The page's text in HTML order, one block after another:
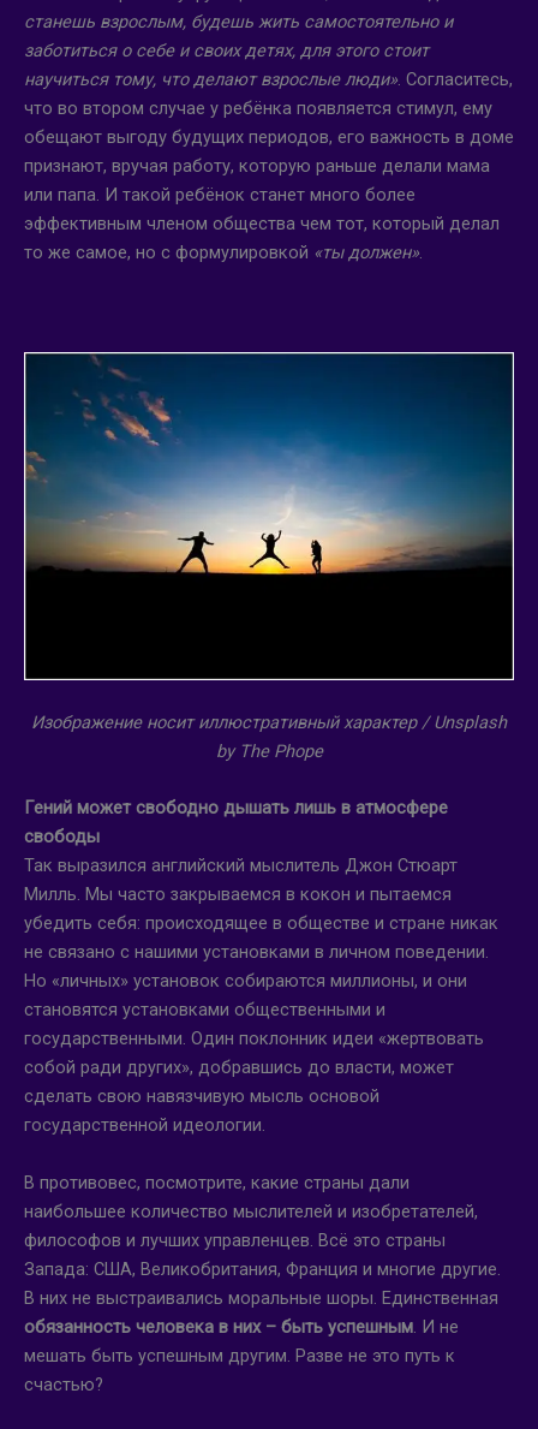
станешь взрослым, будешь жить самостоятельно и
заботиться о себе и своих детях, для этого стоит
научиться тому, что делают взрослые люди». Согласитесь,
что во втором случае у ребёнка появляется стимул, ему
обещают выгоду будущих периодов, его важность в доме
признают, вручая работу, которую раньше делали мама
или папа. И такой ребёнок станет много более
эффективным членом общества чем тот, который делал
то же самое, но с формулировкой «ты должен».
Изображение носит иллюстративный характер /Unsplash
by The Phope
Гений может свободно дышать лишь в атмосфере
свободы
Так выразился английский мыслитель Джон Стюарт
Милль. Мы часто закрываемся в кокон и пытаемся
убедить себя: происходящее в обществе и стране никак
не связано с нашими установками в личном поведении.
Но «личных» установок собираются миллионы, и они
становятся установками общественными и
государственными. Один поклонник идеи «жертвовать
собой ради других», добравшись до власти, может
сделать свою навязчивую мысль основой
государственной идеологии.
В противовес, посмотрите, какие страны дали
наибольшее количество мыслителей и изобретателей,
философов и лучших управленцев. Всё это страны
Запада: США, Великобритания, Франция и многие другие.
В них не выстраивались моральные шоры. Единственная
обязанность человека в них – быть успешным. И не
мешать быть успешным другим. Разве не это путь к
счастью?